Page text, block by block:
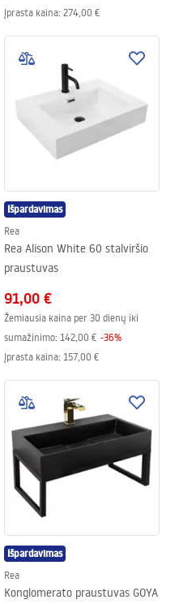
Įprasta kaina: 274,00 €
Išpardavimas
Rea
Rea Alison White 60 stalviršio
praustuvas
91,00 €
Žemiausia kaina per 30 dienų iki
sumažinimo: 142,00 € -36%
Įprasta kaina: 157,00 €
Išpardavimas
Rea
Konglomerato praustuvas GOYA